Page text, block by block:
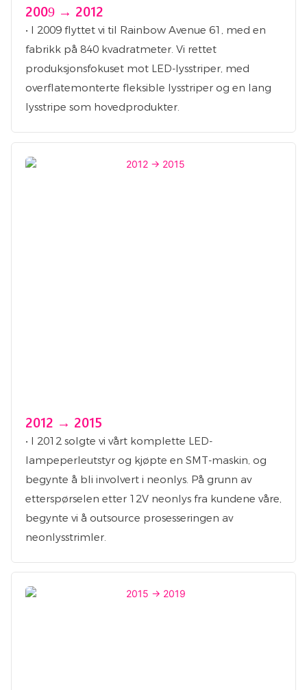
2009 → 2012
• I 2009 flyttet vi til Rainbow Avenue 61, med en
fabrikk på 840 kvadratmeter. Vi rettet
produksjonsfokuset mot LED-lysstriper, med
overflatemonterte fleksible lysstriper og en lang
lysstripe som hovedprodukter.
2012 → 2015
• I 2012 solgte vi vårt komplette LED-
lampeperleutstyr og kjøpte en SMT-maskin, og
begynte å bli involvert i neonlys. På grunn av
etterspørselen etter 12V neonlys fra kundene våre,
begynte vi å outsource prosesseringen av
neonlysstrimler.